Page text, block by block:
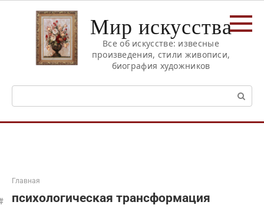
Мир искусства
Все об искусстве: извесные
произведения, стили живописи,
биография художников
Поиск:
Главная
психологическая трансформация